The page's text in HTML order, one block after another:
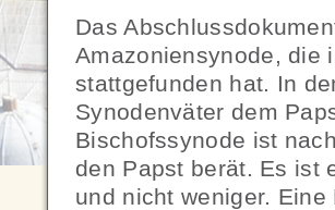
Das
Amazoniensynode, die
stattgefunden hat. In
Synodenväter dem
Bischofssynode ist
den Papst berät. Es ist
und nicht weniger.